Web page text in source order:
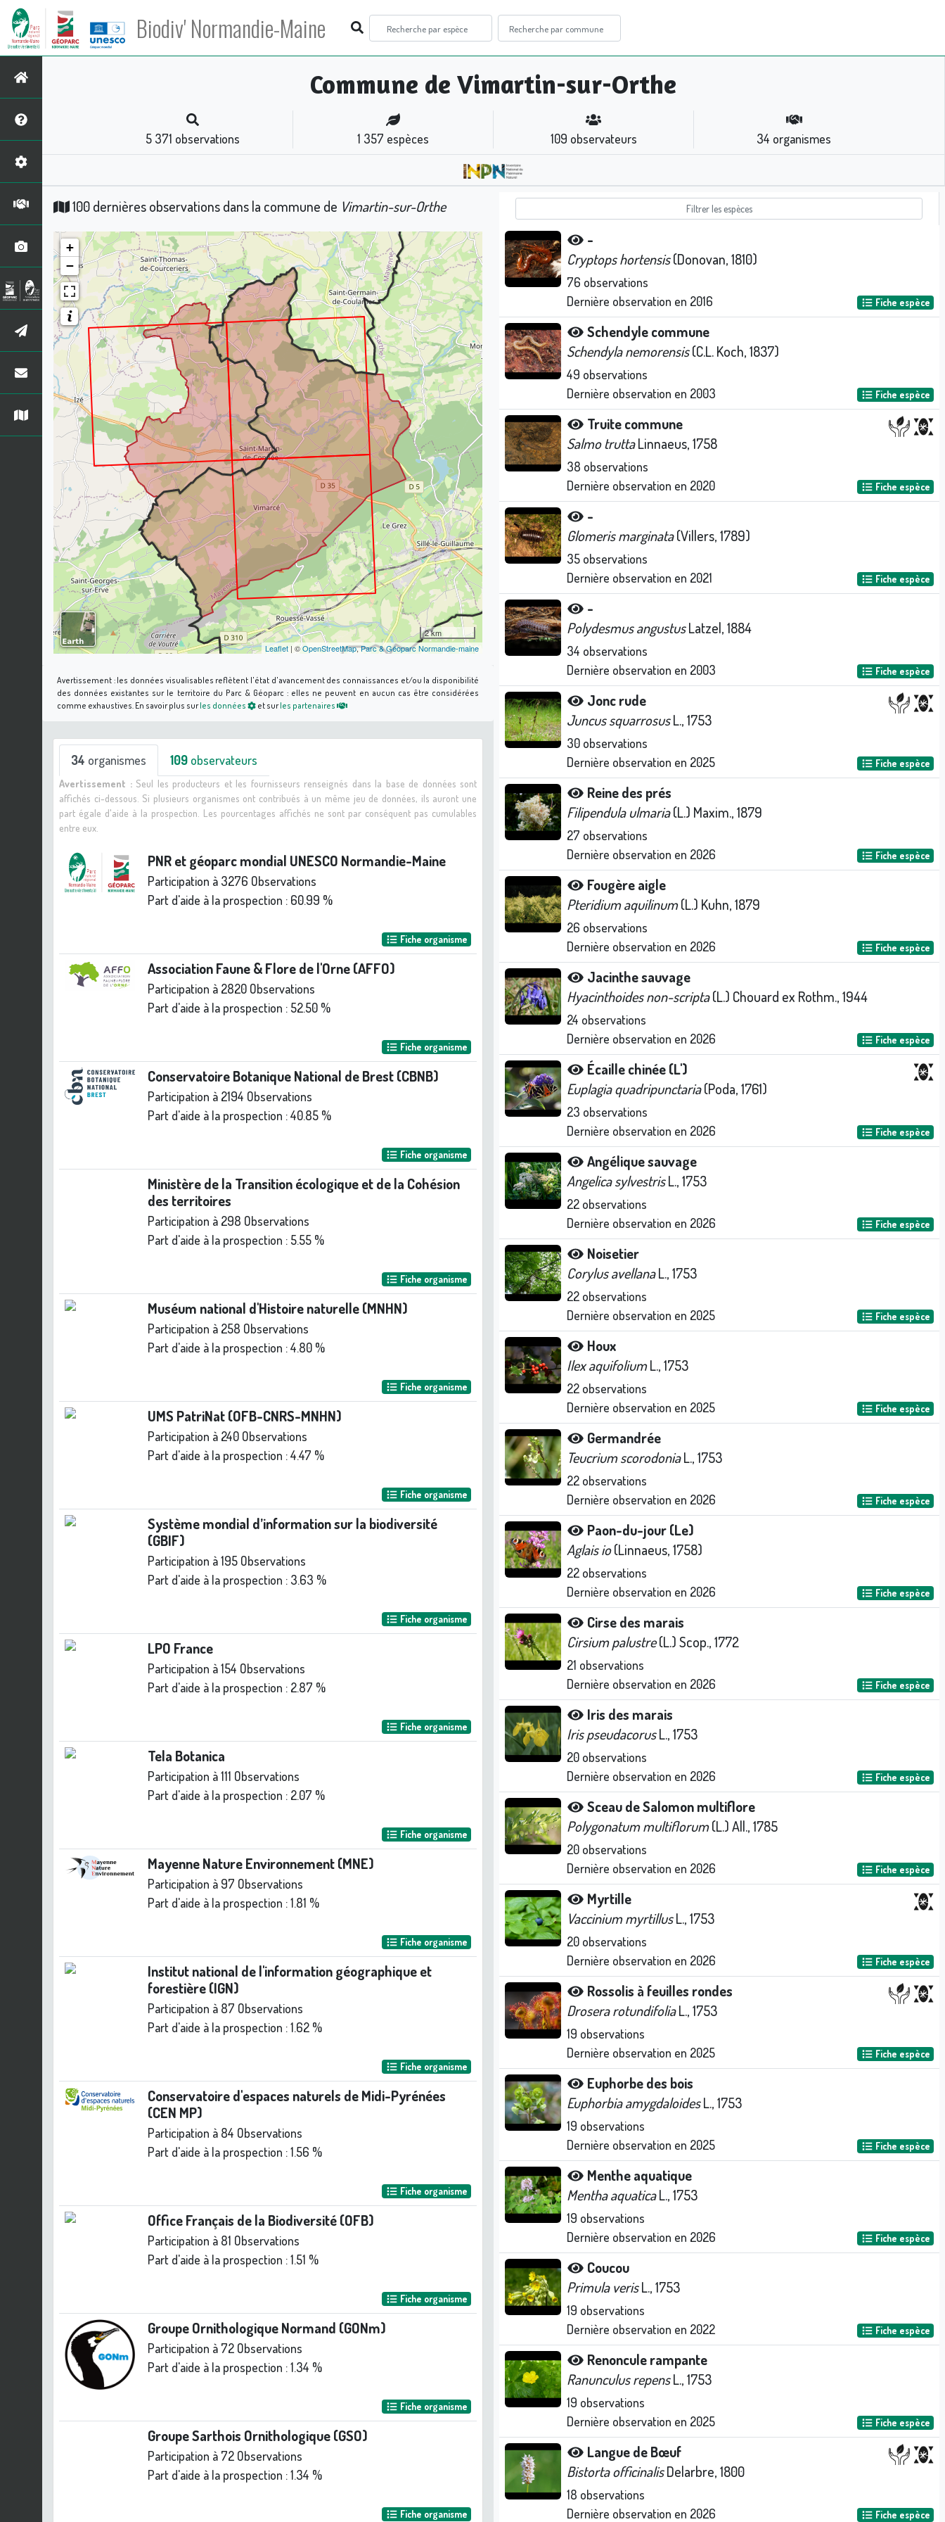
Biodiv' Normandie-Maine
Commune de Vimartin-sur-Orthe
5 371 observations 1 357 espèces 109 observateurs 34 organismes
100 dernières observations dans la commune de Vimartin-sur-Orthe
+
−
2 km
Leaflet | ©OpenStreetMap,Parc & Géoparc Normandie-maine
Avertissement :les données visualisables reflètent l'état d'avancement des connaissances et/ou la disponibilité
des données existantes sur le territoire du Parc & Géoparc : elles ne peuvent en aucun cas être considérées
comme exhaustives. En savoir plus surles données et surles partenaires
34 organismes 109 observateurs
Avertissement :Seul les producteurs et les fournisseurs renseignés dans la base de données sont
affichés ci-dessous. Si plusieurs organismes ont contribués à un même jeu de données, ils auront une
part égale d'aide à la prospection. Les pourcentages affichés ne sont par conséquent pas cumulables
entre eux.
PNR et géoparc mondial UNESCO Normandie-Maine
Participation à 3276 Observations
Part d'aide à la prospection : 60.99 %
Fiche organisme
Association Faune & Flore de l'Orne (AFFO)
Participation à 2820 Observations
Part d'aide à la prospection : 52.50 %
Fiche organisme
Conservatoire Botanique National de Brest (CBNB)
Participation à 2194 Observations
Part d'aide à la prospection :40.85 %
Fiche organisme
Ministère de la Transition écologique et de la Cohésion
des territoires
Participation à 298 Observations
Part d'aide à la prospection : 5.55 %
Fiche organisme
Muséum national d'Histoire naturelle (MNHN)
Participation à 258 Observations
Part d'aide à la prospection :4.80 %
Fiche organisme
UMS PatriNat (OFB-CNRS-MNHN)
Participation à 240 Observations
Part d'aide à la prospection :4.47 %
Fiche organisme
Système mondial d’information sur la biodiversité
(GBIF)
Participation à 195 Observations
Part d'aide à la prospection : 3.63 %
Fiche organisme
LPO France
Participation à 154 Observations
Part d'aide à la prospection : 2.87 %
Fiche organisme
Tela Botanica
Participation à 111 Observations
Part d'aide à la prospection : 2.07 %
Fiche organisme
Mayenne Nature Environnement (MNE)
Participation à 97 Observations
Part d'aide à la prospection :1.81 %
Fiche organisme
Institut national de l'information géographique et
forestière (IGN)
Participation à 87 Observations
Part d'aide à la prospection :1.62 %
Fiche organisme
Conservatoire d'espaces naturels de Midi-Pyrénées
(CEN MP)
Participation à 84 Observations
Part d'aide à la prospection :1.56 %
Fiche organisme
Office Français de la Biodiversité (OFB)
Participation à 81 Observations
Part d'aide à la prospection :1.51 %
Fiche organisme
Groupe Ornithologique Normand (GONm)
Participation à 72 Observations
Part d'aide à la prospection :1.34 %
Fiche organisme
Groupe Sarthois Ornithologique (GSO)
Participation à 72 Observations
Part d'aide à la prospection :1.34 %
Fiche organisme
-
Cryptops hortensis(Donovan, 1810)
76 observations
Dernière observation en 2016 Fiche espèce
Schendyle commune
Schendyla nemorensis(C.L. Koch, 1837)
49 observations
Dernière observation en 2003 Fiche espèce
Truite commune
Salmo truttaLinnaeus, 1758
38 observations
Dernière observation en 2020 Fiche espèce
-
Glomeris marginata(Villers, 1789)
35 observations
Dernière observation en 2021 Fiche espèce
-
Polydesmus angustusLatzel, 1884
34 observations
Dernière observation en 2003 Fiche espèce
Jonc rude
Juncus squarrosusL., 1753
30 observations
Dernière observation en 2025 Fiche espèce
Reine des prés
Filipendula ulmaria(L.) Maxim., 1879
27 observations
Dernière observation en 2026 Fiche espèce
Fougère aigle
Pteridium aquilinum(L.) Kuhn, 1879
26 observations
Dernière observation en 2026 Fiche espèce
Jacinthe sauvage
Hyacinthoides non-scripta(L.) Chouard ex Rothm., 1944
24 observations
Dernière observation en 2026 Fiche espèce
Écaille chinée (L')
Euplagia quadripunctaria(Poda, 1761)
23 observations
Dernière observation en 2026 Fiche espèce
Angélique sauvage
Angelica sylvestrisL., 1753
22 observations
Dernière observation en 2026 Fiche espèce
Noisetier
Corylus avellanaL., 1753
22 observations
Dernière observation en 2025 Fiche espèce
Houx
Ilex aquifoliumL., 1753
22 observations
Dernière observation en 2025 Fiche espèce
Germandrée
Teucrium scorodoniaL., 1753
22 observations
Dernière observation en 2026 Fiche espèce
Paon-du-jour (Le)
Aglais io(Linnaeus, 1758)
22 observations
Dernière observation en 2026 Fiche espèce
Cirse des marais
Cirsium palustre(L.) Scop., 1772
21 observations
Dernière observation en 2026 Fiche espèce
Iris des marais
Iris pseudacorusL., 1753
20 observations
Dernière observation en 2026 Fiche espèce
Sceau de Salomon multiflore
Polygonatum multiflorum(L.) All., 1785
20 observations
Dernière observation en 2026 Fiche espèce
Myrtille
Vaccinium myrtillusL., 1753
20 observations
Dernière observation en 2026 Fiche espèce
Rossolis à feuilles rondes
Drosera rotundifoliaL., 1753
19 observations
Dernière observation en 2025 Fiche espèce
Euphorbe des bois
Euphorbia amygdaloidesL., 1753
19 observations
Dernière observation en 2025 Fiche espèce
Menthe aquatique
Mentha aquaticaL., 1753
19 observations
Dernière observation en 2026 Fiche espèce
Coucou
Primula verisL., 1753
19 observations
Dernière observation en 2022 Fiche espèce
Renoncule rampante
Ranunculus repensL., 1753
19 observations
Dernière observation en 2025 Fiche espèce
Langue de Bœuf
Bistorta officinalisDelarbre, 1800
18 observations
Dernière observation en 2026 Fiche espèce